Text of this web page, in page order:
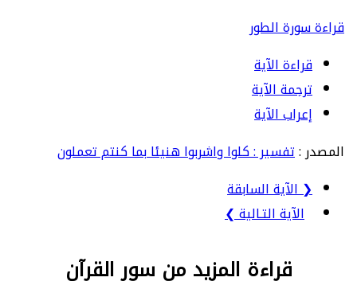
قراءة سورة الطور
قراءة الآية
ترجمة الآية
إعراب الآية
المصدر :تفسير : كلوا واشربوا هنيئا بما كنتم تعملون
❮ الآية السابقة
الآية التـالية ❯
قراءة المزيد من سور القرآن